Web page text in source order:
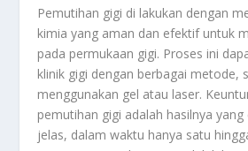
Pemutihan gigi di lakukan dengan
kimia yang aman dan efektif untuk
pada permukaan gigi. Proses ini
klinik gigi dengan berbagai metode,
menggunakan gel atau laser.
pemutihan gigi adalah hasilnya
jelas, dalam waktu hanya satu